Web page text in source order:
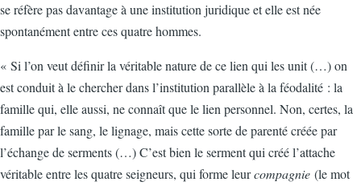
se réfère pas davantage à une institution juridique et elle est née
spontanément entre ces quatre hommes.
« Si l’on veut définir la véritable nature de ce lien qui les unit (…) on
est conduit à le chercher dans l’institution parallèle à la féodalité : la
famille qui, elle aussi, ne connaît que le lien personnel. Non, certes, la
famille par le sang, le lignage, mais cette sorte de parenté créée par
l’échange de serments (…) C’est bien le serment qui créé l’attache
véritable entre les quatre seigneurs, qui forme leurcompagnie (le mot